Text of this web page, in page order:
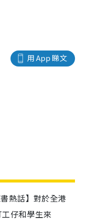
用 App 睇文
熱話】對於全港
仔和學生來